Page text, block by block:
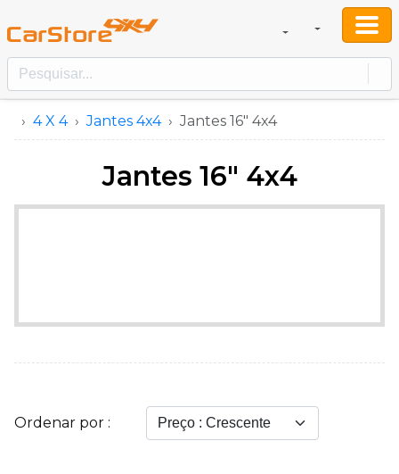
4 X 4 Jantes 4x4 Jantes 16" 4x4
Jantes 16" 4x4
Ordenar por :